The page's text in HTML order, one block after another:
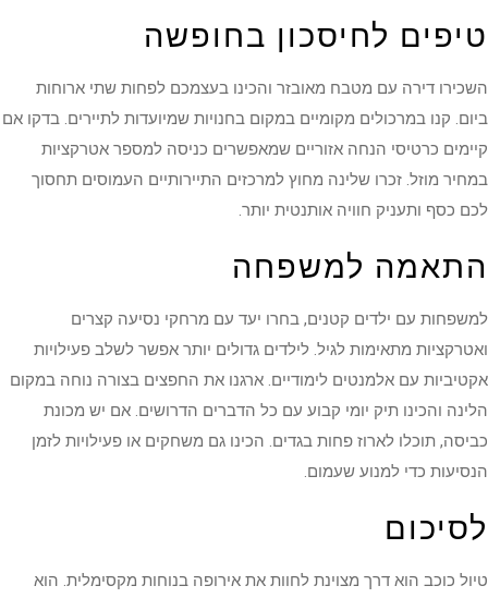
טיפים לחיסכון בחופשה
השכירו דירה עם מטבח מאובזר והכינו בעצמכם לפחות שתי ארוחות
ביום. קנו במרכולים מקומיים במקום בחנויות שמיועדות לתיירים. בדקו אם
קיימים כרטיסי הנחה אזוריים שמאפשרים כניסה למספר אטרקציות
במחיר מוזל. זכרו שלינה מחוץ למרכזים התיירותיים העמוסים תחסוך
לכם כסף ותעניק חוויה אותנטית יותר.
התאמה למשפחה
למשפחות עם ילדים קטנים, בחרו יעד עם מרחקי נסיעה קצרים
ואטרקציות מתאימות לגיל. לילדים גדולים יותר אפשר לשלב פעילויות
אקטיביות עם אלמנטים לימודיים. ארגנו את החפצים בצורה נוחה במקום
הלינה והכינו תיק יומי קבוע עם כל הדברים הדרושים. אם יש מכונת
כביסה, תוכלו לארוז פחות בגדים. הכינו גם משחקים או פעילויות לזמן
הנסיעות כדי למנוע שעמום.
לסיכום
טיול כוכב הוא דרך מצוינת לחוות את אירופה בנוחות מקסימלית. הוא